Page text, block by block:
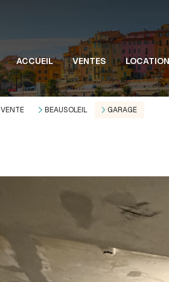
ACCUEIL VENTES
VENTE BEAUSOLEIL GARAGE